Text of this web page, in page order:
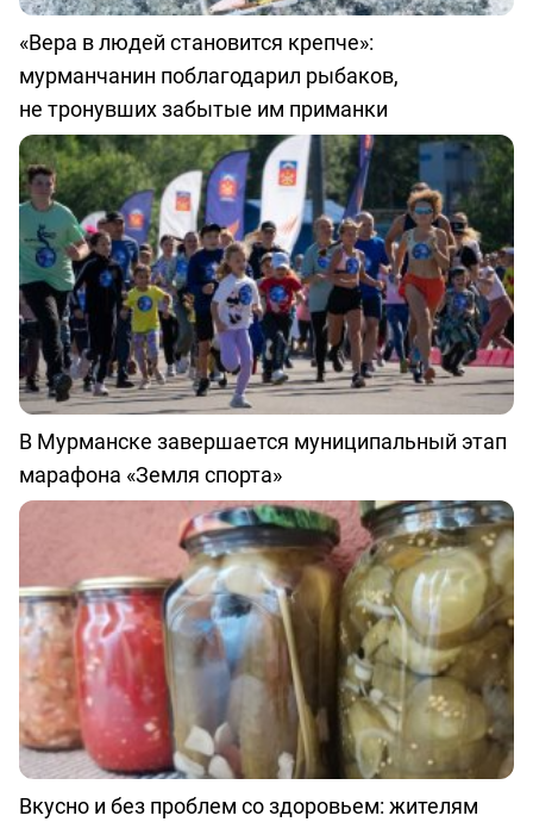
«Вера в людей становится крепче»:
мурманчанин поблагодарил рыбаков,
не тронувших забытые им приманки
В Мурманске завершается муниципальный этап
марафона «Земля спорта»
Вкусно и без проблем со здоровьем: жителям